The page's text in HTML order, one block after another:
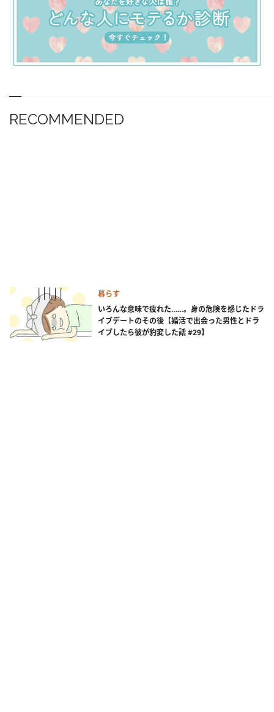
RECOMMENDED
暮らす
いろんな意味で疲れた……。身の危険を感じたドラ
イブデートのその後【婚活で出会った男性とドラ
イブしたら彼が豹変した話 #29】